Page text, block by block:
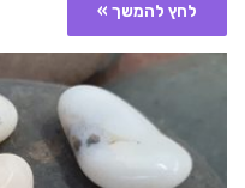
לחץ להמשך »